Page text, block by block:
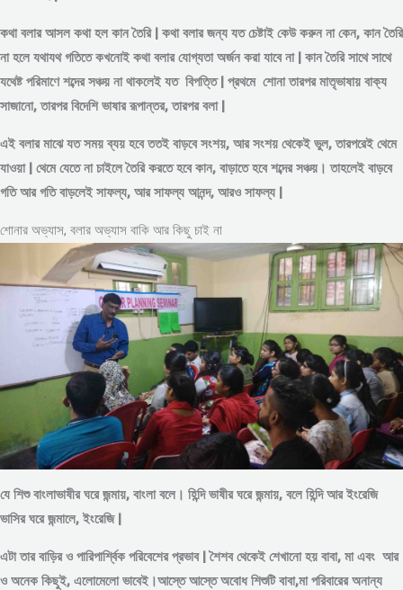
কথা বলার আসল কথা হল কান তৈরি | কথা বলার জন্য যত চেষ্টাই কেউ করুন না কেন, কান তৈরি
না হলে যথাযথ গতিতে কখনোই কথা বলার যোগ্যতা অর্জন করা যাবে না | কান তৈরি সাথে সাথে
যথেষ্ট পরিমাণেশব্দেরসঞ্চয় না থাকলেই যত বিপত্তি | প্রথমে শোনা তারপর মাতৃভাষায় বাক্য
সাজানো, তারপর বিদেশি ভাষার রূপান্তর, তারপর বলা |
এই বলার মাঝে যত সময় ব্যয় হবে ততই বাড়বে সংশয়, আর সংশয় থেকেই ভুল, তারপরেই থেমে
যাওয়া | থেমে যেতে না চাইলে তৈরি করতে হবে কান, বাড়াতে হবে শব্দের সঞ্চয়। তাহলেই বাড়বে
গতি আর গতি বাড়লেই সাফল্য, আর সাফল্য আনন্দ, আরও সাফল্য |
শোনার অভ্যাস, বলার অভ্যাস বাকি আর কিছু চাই না
যে শিশু বাংলাভাষীর ঘরে জন্মায়, বাংলা বলে। হিন্দি ভাষীর ঘরে জন্মায়, বলে হিন্দি আর ইংরেজি
ভাসির ঘরে জন্মালে, ইংরেজি |
এটা তার বাড়ির ও পারিপার্শ্বিক পরিবেশের প্রভাব | শৈশব থেকেই শেখানো হয় বাবা, মা এবং আর
ও অনেক কিছুই, এলোমেলো ভাবেই।আস্তে আস্তে অবোধ শিশুটি বাবা,মা পরিবারের অনান্য